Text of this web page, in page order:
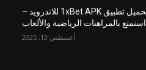
عنوان: تحميل تطبيق 1xBet APK للاندرويد –
استمتع بالمراهنات الرياضية والألعاب
أغسطس 13, 2025